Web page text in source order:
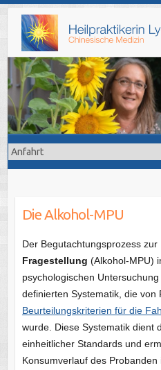
content
Die Alkohol-MPU
Der Begutachtungsprozess
Fragestellung (Alkohol-MPU)
psychologischen
definierten Systematik, die von
Beurteilungskriterien für die
wurde. Diese Systematik dient
einheitlicher Standards und
Konsumverlauf des